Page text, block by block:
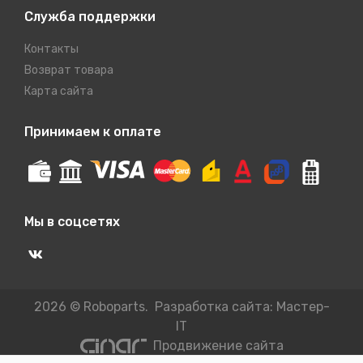
Служба поддержки
Контакты
Возврат товара
Карта сайта
Принимаем к оплате
Мы в соцсетях
2026 © Roboparts. Разработка сайта: Мастер-
IT
Продвижение сайта